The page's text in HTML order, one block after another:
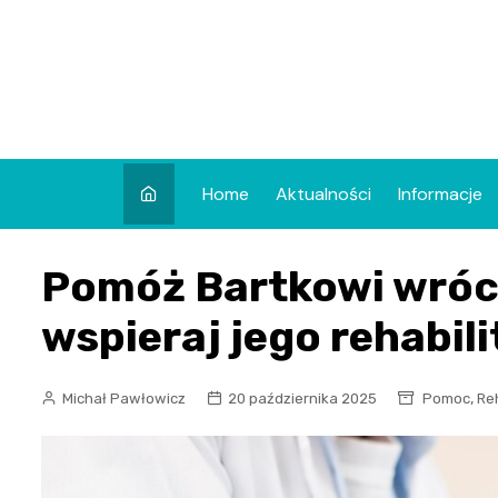
Home Aktualności Informacje
Pomóż Bartkowi
wspieraj jego
Michał Pawłowicz 20 października 2025 Pomoc,